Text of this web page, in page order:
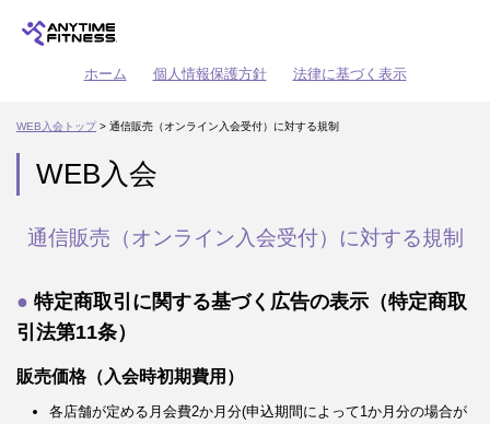
ホーム 個人情報保護方針 法律に基づく表示
WEB入会トップ> 通信販売（オンライン入会受付）に対する規制
WEB入会
通信販売（オンライン入会受付）に対する規制
特定商取引に関する基づく広告の表示（特定商取
引法第11条）
販売価格（入会時初期費用）
各店舗が定める月会費2か月分(申込期間によって1か月分の場合が